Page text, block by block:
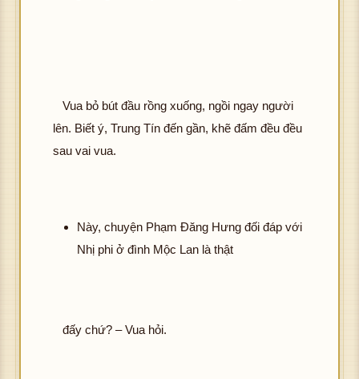
Vua bỏ bút đầu rồng xuống, ngồi ngay người
lên. Biết ý, Trung Tín đến gần, khẽ đấm đều đều
sau vai vua.
Này, chuyện Phạm Đăng Hưng đối đáp với
Nhị phi ở đình Mộc Lan là thật
đấy chứ? – Vua hỏi.